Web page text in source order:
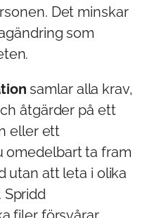
Det minskar
som
samlar alla krav,
åtgärder på ett
eller ett
omedelbart ta fram
utan att leta i olika
Spridd